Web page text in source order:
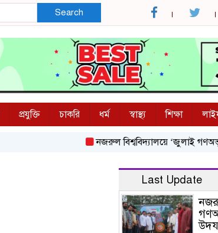
Search
প্রযুক্তি চাকরি ধর্ম স্বাস্থ্য শিক্ষা
নজরুল বিশ্ববিদ্যালয়ে ‘জুলাই
Last Update